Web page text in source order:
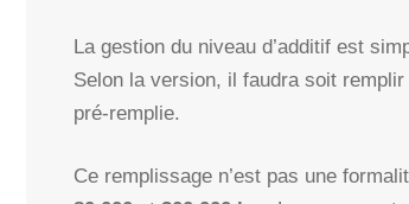
La gestion du niveau d’additif est
Selon la version, il faudra soit remplir
pré-remplie.
Ce remplissage n’est pas une